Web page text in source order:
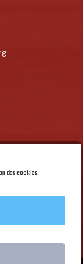
des cookies.